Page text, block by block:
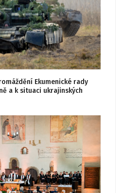
Ekumenické rady
a k situaci ukrajinských